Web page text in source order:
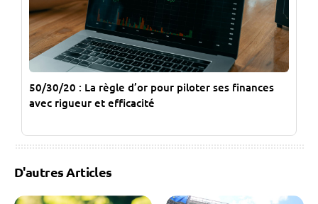
50/30/20 : La règle d’or pour piloter ses finances
avec rigueur et efficacité
D'autres Articles